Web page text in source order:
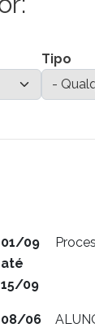
Tipo
01/09
até
15/09
08/06